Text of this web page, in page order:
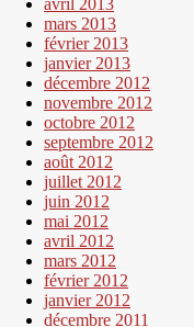
avril 2013
mars 2013
février 2013
janvier 2013
décembre 2012
novembre 2012
octobre 2012
septembre 2012
août 2012
juillet 2012
juin 2012
mai 2012
avril 2012
mars 2012
février 2012
janvier 2012
décembre 2011